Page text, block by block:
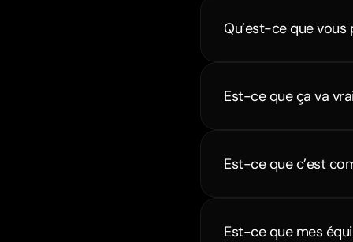
Qu’est-ce que
Est-ce que ça va
Est-ce que c’est
Est-ce que mes